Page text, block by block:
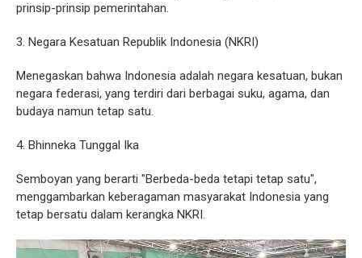
prinsip-prinsip pemerintahan.
3. Negara Kesatuan Republik Indonesia (NKRI)
Menegaskan bahwa Indonesia adalah negara kesatuan, bukan
negara federasi, yang terdiri dari berbagai suku, agama, dan
budaya namun tetap satu.
4. Bhinneka Tunggal Ika
Semboyan yang berarti "Berbeda-beda tetapi tetap satu",
menggambarkan keberagaman masyarakat Indonesia yang
tetap bersatu dalam kerangka NKRI.